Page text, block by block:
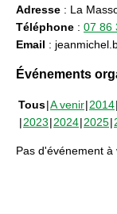
Adresse : La
Téléphone : 07 86
Email :
Événements
Tous A venir 2014
2023 2024 2025
Pas d'événement à